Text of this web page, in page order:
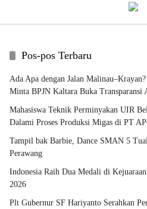
Pos-pos Terbaru
Ada Apa dengan Jalan
Minta BPJN Kaltara Buka Transparansi
Mahasiswa Teknik Perminyakan UIR
Dalami Proses Produksi Migas di PT
Tampil bak Barbie, Dance SMAN 5
Perawang
Indonesia Raih Dua Medali di
2026
Plt Gubernur SF Hariyanto Serahkan